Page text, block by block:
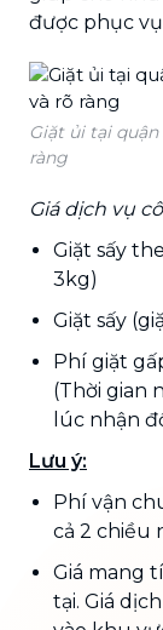
được phục
Giặt ủi tại
ràng
Giá dịch vụ
Giặt sấy
3kg)
Giặt sấy
Phí giặt
(Thời gian
lúc nhận
Lưu ý:
Phí vận
cả 2 chiều
Giá mang
tại. Giá